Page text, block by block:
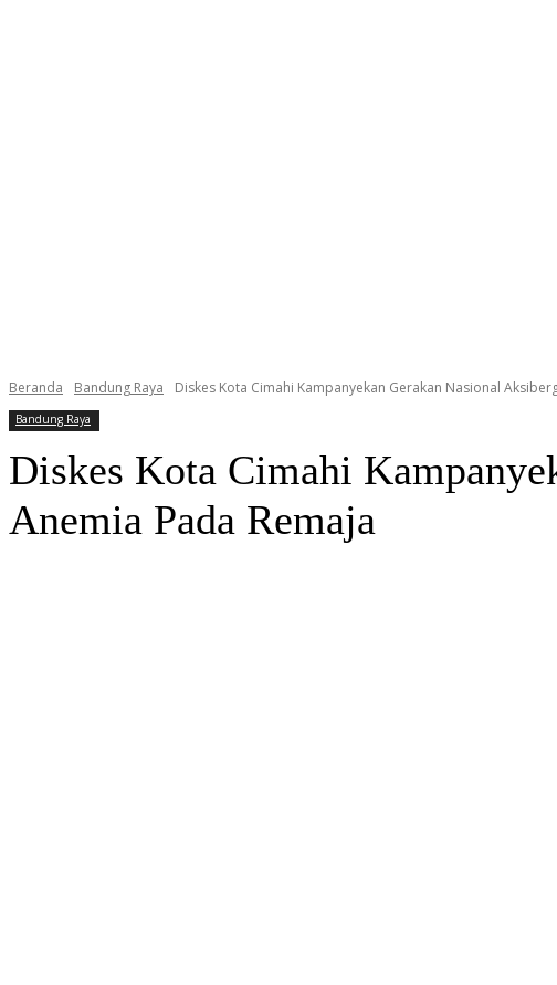
Beranda Bandung Raya Diskes Kota Cimahi Kampanyekan Gerakan Nasional
Bandung Raya
Diskes Kota Cimahi
Anemia Pada Remaja